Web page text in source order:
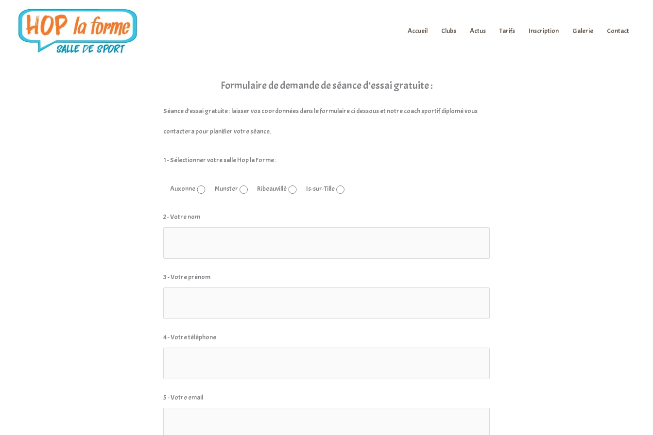
Accueil Clubs Actus Tarifs Inscription Galerie Contact
Demande de séance d’essai gratuite
Formulaire de demande de séance d’essai gratuite :
Séance d'essai gratuite : laisser vos coordonnées dans le formulaire ci dessous et notre coach sportif diplomé vous
contactera pour planifier votre séance.
1 - Sélectionner votre salle Hop la Forme :
Auxonne Munster Ribeauvillé Is-sur-Tille
2 - Votre nom
3 - Votre prénom
4 - Votre téléphone
5 - Votre email